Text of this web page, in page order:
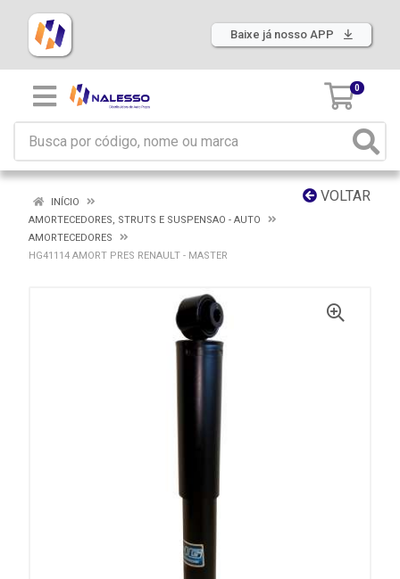
Baixe já nosso APP
0
VOLTAR
INÍCIO
AMORTECEDORES, STRUTS E SUSPENSAO - AUTO
AMORTECEDORES
HG41114 AMORT PRES RENAULT - MASTER